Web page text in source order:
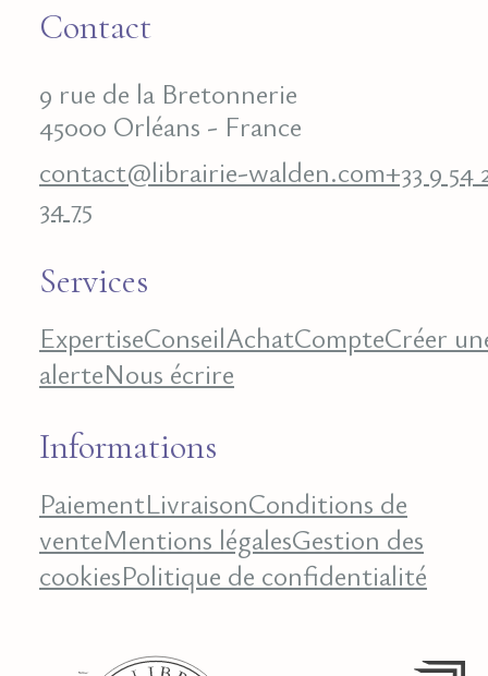
Contact
9 rue de la Bretonnerie
45000 Orléans - France
contact@librairie-walden.com+33 9 54
34 75
Services
ExpertiseConseilAchatCompteCréer
alerteNous écrire
Informations
PaiementLivraisonConditions de
venteMentions légalesGestion des
cookiesPolitique de confidentialité